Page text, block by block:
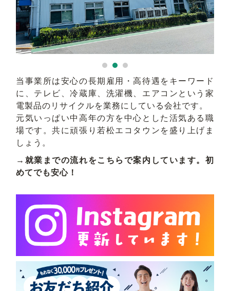
当事業所は安心の長期雇用・高待遇をキーワード
に、テレビ、冷蔵庫、洗濯機、エアコンという家
電製品のリサイクルを業務にしている会社です。
元気いっぱい中高年の方を中心とした活気ある職
場です。共に頑張り若松エコタウンを盛り上げま
しょう。
→就業までの流れをこちらで案内しています。初
めてでも安心！